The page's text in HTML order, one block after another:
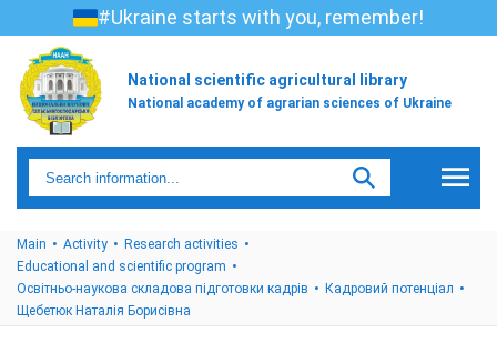
#Ukraine starts with you, remember!
National scientific agricultural library
National academy of agrarian sciences of Ukraine
Main Activity
Research activities
Educational and scientific program
Освітньо-наукова складова підготовки кадрів
Кадровий потенціал
Щебетюк Наталія Борисівна